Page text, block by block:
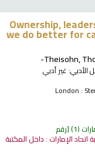
Ownership,
we do better for
Theisohn,
الأدبي: غير أدبي
London :
(1) رقم
اتحاد الإمارات : داخل المكتبة